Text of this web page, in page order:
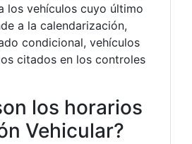
los vehículos cuyo último
a la calendarización,
condicional, vehículos
citados en los controles
los horarios
Vehicular?